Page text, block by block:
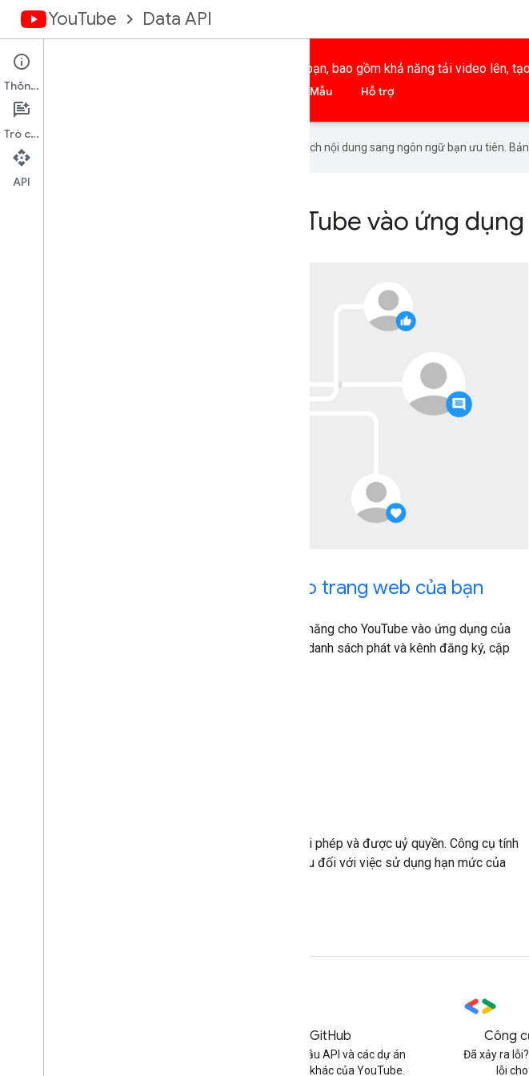
YouTube Data API
Thêm các tính năng của YouTube vào ứng dụng của bạn, bao gồm khả năng tải video lên,
Trang chủ Mẫu Hỗ trợ
Google sử dụng công nghệ AI để dịch nội dung sang ngôn ngữ bạn ưu tiên.
Thêm chức năng của YouTube vào ứng dụng
Thêm chức năng của YouTube vào trang web của bạn
Với API Dữ liệu YouTube, bạn có thể thêm nhiều tính năng cho YouTube vào ứng dụng của
mình. Hãy sử dụng API này để tải video lên, quản lý danh sách phát và kênh đăng ký, cập
APIs Explorer cho phép bạn kiểm tra các yêu cầu trái phép và được uỷ quyền. Công cụ tính
hạn mức cho biết mức độ ảnh hưởng của các yêu cầu đối với việc sử dụng hạn mức của
GitHub
Tìm mã mẫu API và các dự án
nguồn mở khác của YouTube.
Công
Đã xảy ra
lỗi
Thông tin
Trò chuyện
API